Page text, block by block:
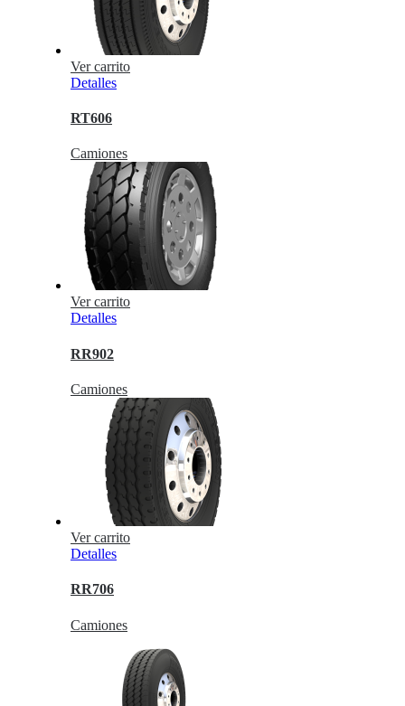
Ver carrito
Detalles
RT606
Camiones
Ver carrito
Detalles
RR902
Camiones
Ver carrito
Detalles
RR706
Camiones